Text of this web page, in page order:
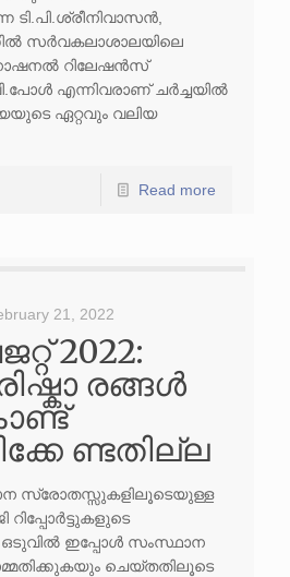
ടി.പി.ശ്രീനിവാസൻ,
സർവകലാശാലയിലെ
റിലേഷൻസ്
എന്നിവരാണ് ചർച്ചയിൽ
ഏറ്റവും വലിയ
Read more
21, 2022
2022:
രങ്ങള്‍
ണ്ടതില്ല
സ്രോതസ്സുകളിലൂടെയുള്ള
ഒടുവില്‍ ഇപ്പോള്‍ സംസ്ഥാന
ചെയ്തതിലൂടെ